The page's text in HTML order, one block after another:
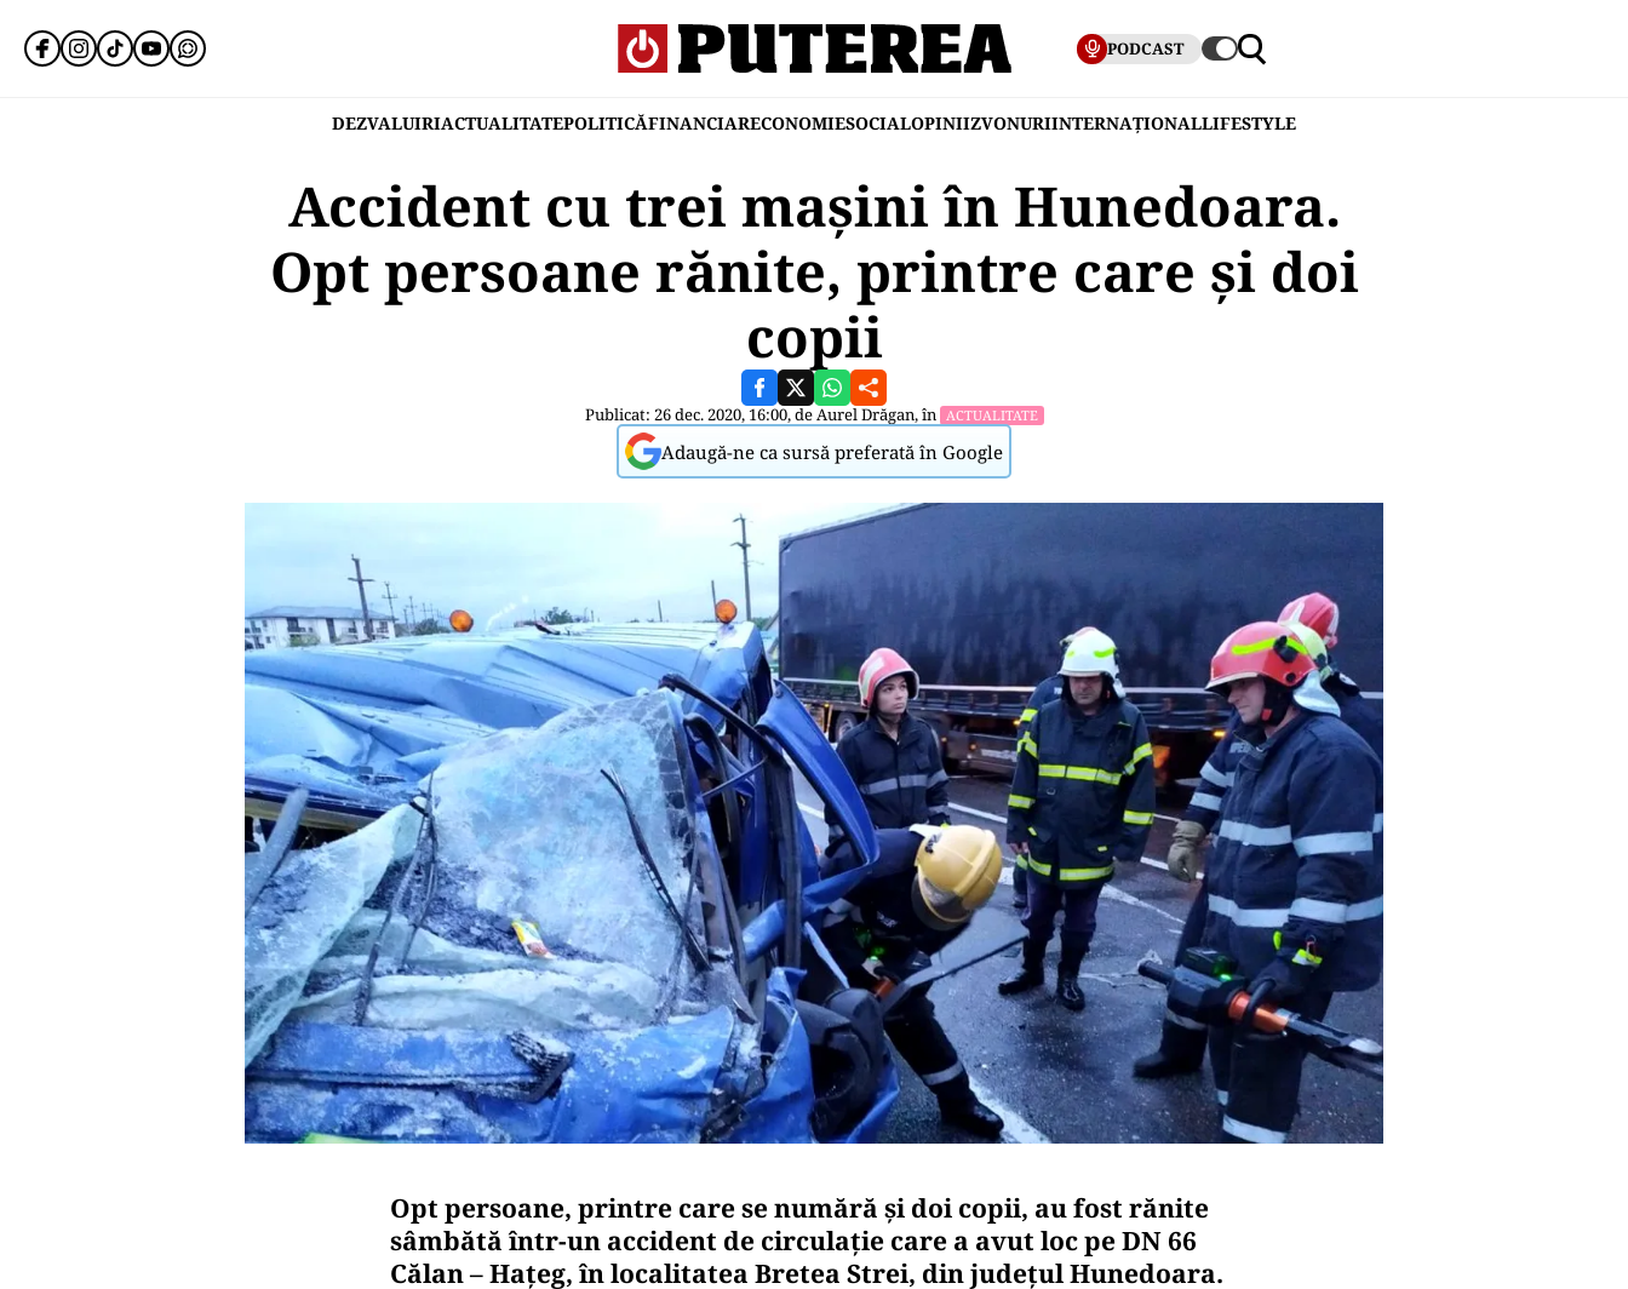
PODCAST
DEZVALUIRIACTUALITATEPOLITICĂFINANCIARECONOMIESOCIALOPINIIZVONURIINTERNAȚIONALLIFESTYLE
Accident cu trei mașini în Hunedoara.
Opt persoane rănite, printre care și doi
copii
Publicat: 26 dec. 2020, 16:00, deAurel Drăgan, în ACTUALITATE
Adaugă-ne ca sursă preferată în Google
Opt persoane, printre care se numără şi doi copii, au fost rănite
sâmbătă într-un accident de circulaţie care a avut loc pe DN 66
Călan – Haţeg, în localitatea Bretea Strei, din judeţul Hunedoara.